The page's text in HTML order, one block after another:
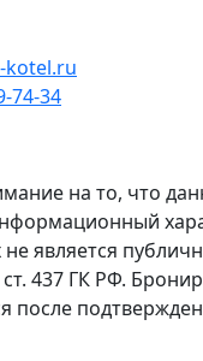
kotel.ru
74-34
на то, что
не является
437 ГК РФ.
после